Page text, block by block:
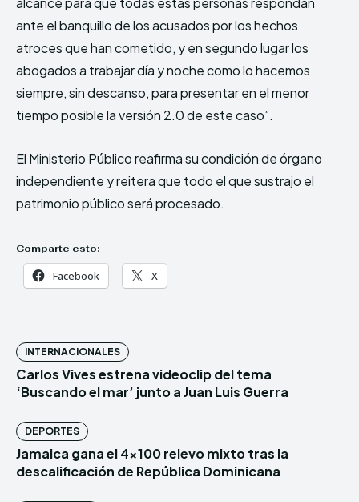
ante el banquillo de los acusados por los hechos
atroces que han cometido, y en segundo lugar los
abogados a trabajar día y noche como lo hacemos
siempre, sin descanso, para presentar en el menor
tiempo posible la versión 2.0 de este caso”.
El Ministerio Público reafirma su condición de órgano
independiente y reitera que todo el que sustrajo el
patrimonio público será procesado.
Comparte esto:
Facebook X
INTERNACIONALES
Carlos Vives estrena videoclip del tema
‘Buscando el mar’ junto a Juan Luis Guerra
DEPORTES
Jamaica gana el 4×100 relevo mixto tras la
descalificación de República Dominicana